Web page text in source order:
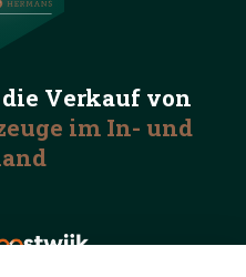
Verkauf von
im In- und